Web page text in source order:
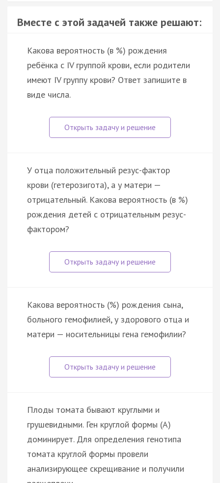
Вместе с этой задачей также решают:
Какова вероятность (в %) рождения
ребёнка с IV группой крови, если родители
имеют IV группу крови? Ответ запишите в
виде числа.
У отца положительный резус-фактор
крови (гетерозигота), а у матери —
отрицательный. Какова вероятность (в %)
рождения детей с отрицательным резус-
фактором?
Какова вероятность (%) рождения сына,
больного гемофилией, у здорового отца и
матери — носительницы гена гемофилии?
Плоды томата бывают круглыми и
грушевидными. Ген круглой формы (А)
доминирует. Для определения генотипа
томата круглой формы провели
анализирующее скрещивание и получили